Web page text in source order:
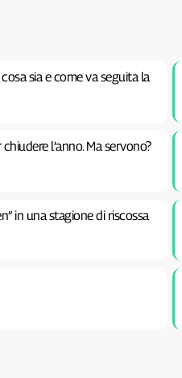
sia e come va seguita la
l’anno. Ma servono?
in una stagione di riscossa